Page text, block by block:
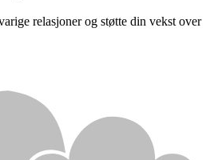
relasjoner og støtte din vekst over